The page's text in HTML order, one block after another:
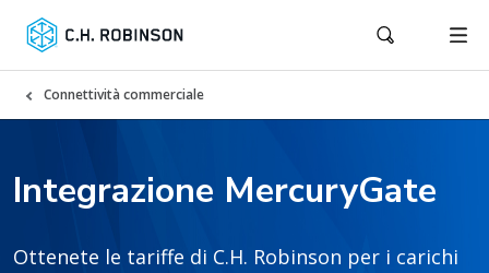
Connettività commerciale
Integrazione MercuryGate
Ottenete le tariffe di C.H. Robinson per i carichi